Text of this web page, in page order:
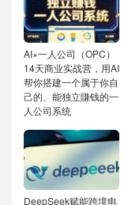
AI×一人公司（OPC）
14天商业实战营，用AI
帮你搭建一个属于你自
己的、能独立賺钱的一
人公司系统
DeepSeek赋能跨境电